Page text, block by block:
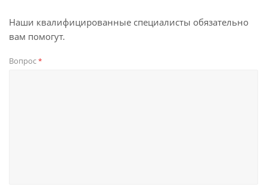
Наши квалифицированные специалисты обязательно
вам помогут.
Вопрос*